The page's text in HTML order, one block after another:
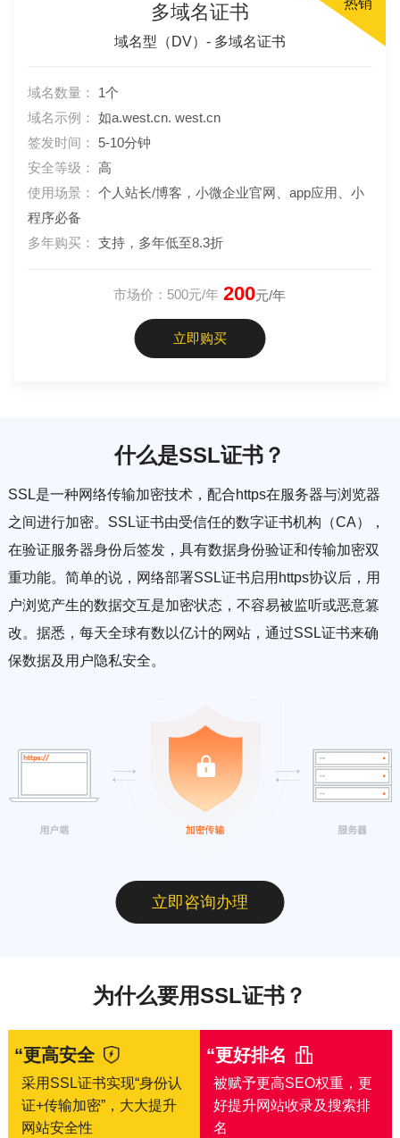
热销
多域名证书
域名型（DV）- 多域名证书
域名数量：
1个
域名示例： 如a.west.cn. west.cn
签发时间：
5-10分钟
安全等级： 高
使用场景： 个人站长/博客，小微企业官网、app应用、小
程序必备
多年购买： 支持，多年低至8.3折
市场价：500元/年 200元/年
立即购买
什么是SSL证书？
SSL是一种网络传输加密技术，配合https在服务器与浏览器
之间进行加密。SSL证书由受信任的数字证书机构（CA），
在验证服务器身份后签发，具有数据身份验证和传输加密双
重功能。简单的说，网络部署SSL证书启用https协议后，用
户浏览产生的数据交互是加密状态，不容易被监听或恶意篡
改。据悉，每天全球有数以亿计的网站，通过SSL证书来确
保数据及用户隐私安全。
立即咨询办理
为什么要用SSL证书？
“更高安全
采用SSL证书实现“身份认
证+传输加密”，大大提升
网站安全性
“更好排名
被赋予更高SEO权重，更
好提升网站收录及搜索排
名